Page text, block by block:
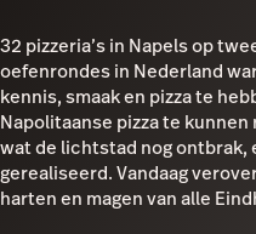
32 pizzeria’s in Napels op
oefenrondes in Nederland
kennis, smaak en pizza te
Napolitaanse pizza te
wat de lichtstad nog ontbrak,
gerealiseerd. Vandaag
harten en magen van alle